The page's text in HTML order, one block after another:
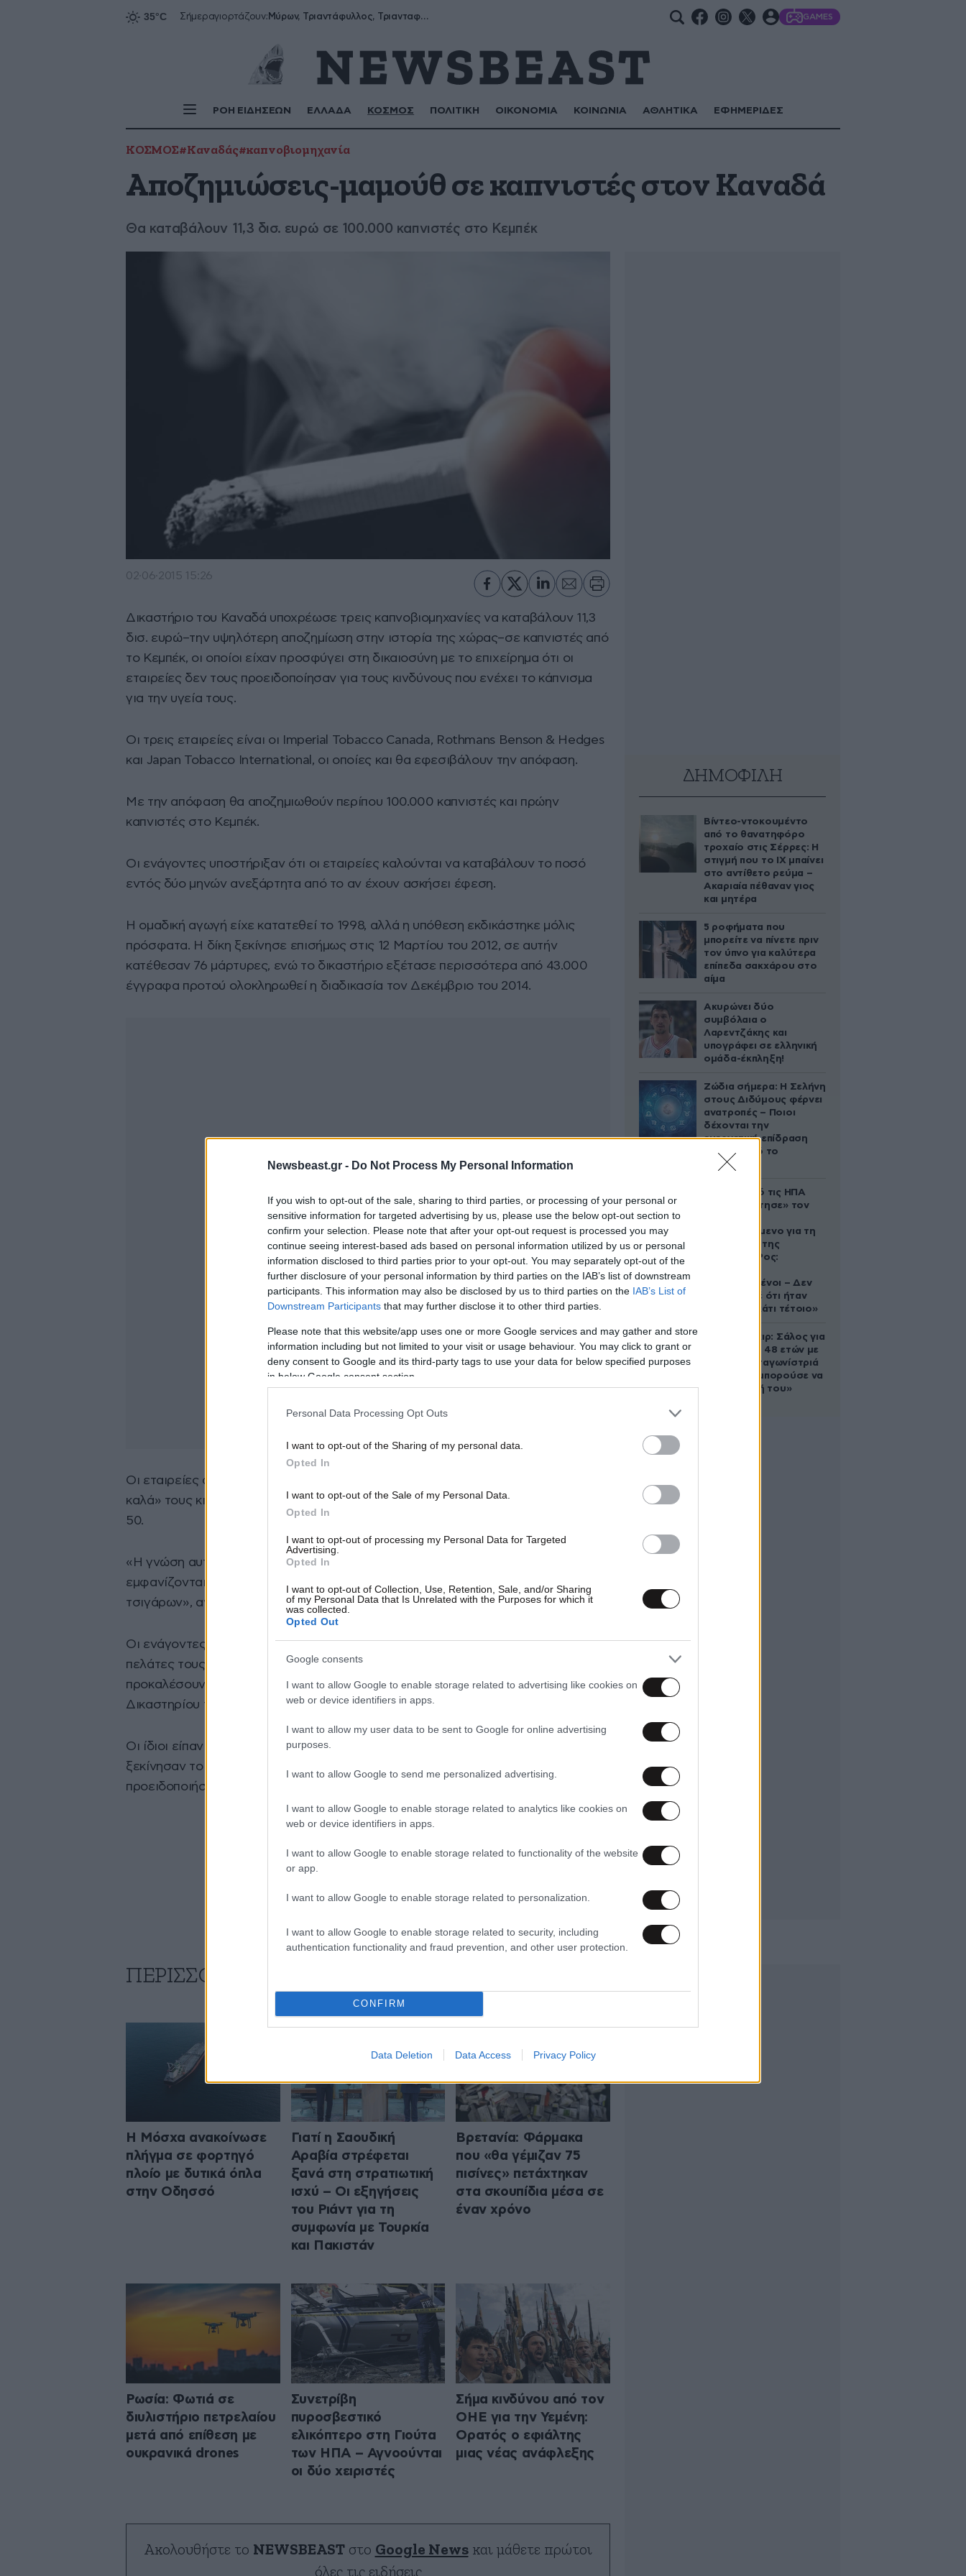
Newsbeast.gr - Do Not Process My Personal Information
If you wish to opt-out of the sale, sharing to third parties, or processing of your personal or
sensitive information for targeted advertising by us, please use the below opt-out section to
confirm your selection. Please note that after your opt-out request is processed you may
continue seeing interest-based ads based on personal information utilized by us or personal
information disclosed to third parties prior to your opt-out. You may separately opt-out of the
further disclosure of your personal information by third parties on the IAB’s list of downstream
participants. This information may also be disclosed by us to third parties on the IAB’s List of
Downstream Participants that may further disclose it to other third parties.
Please note that this website/app uses one or more Google services and may gather and store
information including but not limited to your visit or usage behaviour. You may click to grant or
deny consent to Google and its third-party tags to use your data for below specified purposes
in below Google consent section.
Personal Data Processing Opt Outs
I want to opt-out of the Sharing of my personal data.
Opted In
I want to opt-out of the Sale of my Personal Data.
Opted In
I want to opt-out of processing my Personal Data for Targeted
Advertising.
Opted In
I want to opt-out of Collection, Use, Retention, Sale, and/or Sharing
of my Personal Data that Is Unrelated with the Purposes for which it
was collected.
Opted Out
Google consents
I want to allow Google to enable storage related to advertising like cookies on
web or device identifiers in apps.
I want to allow my user data to be sent to Google for online advertising
purposes.
I want to allow Google to send me personalized advertising.
I want to allow Google to enable storage related to analytics like cookies on
web or device identifiers in apps.
I want to allow Google to enable storage related to functionality of the website
or app.
I want to allow Google to enable storage related to personalization.
I want to allow Google to enable storage related to security, including
authentication functionality and fraud prevention, and other user protection.
CONFIRM
Data Deletion Data Access Privacy Policy
Σήμεραγιορτάζουν: Μύρων, Τριαντάφυλλος, Τριανταφυλλιά, Φυλλιώ, Ρόζα GAMES
ΡΟΗ ΕΙΔΗΣΕΩΝ ΕΛΛΑΔΑ ΚΟΣΜΟΣ ΠΟΛΙΤΙΚΗ ΟΙΚΟΝΟΜΙΑ ΚΟΙΝΩΝΙΑ ΑΘΛΗΤΙΚΑ ΕΦΗΜΕΡΙΔΕΣ
ΚΟΣΜΟΣ#Καναδάς#καπνοβιομηχανία
Αποζημιώσεις-μαμούθ σε καπνιστές στον Καναδά
Θα καταβάλουν 11,3 δισ. ευρώ σε 100.000 καπνιστές στο Κεμπέκ
02·06·2015 15:26
Δικαστήριο του Καναδά υποχρέωσε τρεις καπνοβιομηχανίες να καταβάλουν 11,3
δισ. ευρώ–την υψηλότερη αποζημίωση στην ιστορία της χώρας–σε καπνιστές από
το Κεμπέκ, οι οποίοι είχαν προσφύγει στη δικαιοσύνη με το επιχείρημα ότι οι
εταιρείες δεν τους προειδοποίησαν για τους κινδύνους που ενέχει το κάπνισμα
για την υγεία τους.
Οι τρεις εταιρείες είναι οι Imperial Tobacco Canada, Rothmans Benson & Hedges
και Japan Tobacco International, οι οποίες και θα εφεσιβάλουν την απόφαση.
Με την απόφαση θα αποζημιωθούν περίπου 100.000 καπνιστές και πρώην
καπνιστές στο Κεμπέκ.
Οι ενάγοντες υποστήριξαν ότι οι εταιρείες καλούνται να καταβάλουν το ποσό
εντός δύο μηνών ανεξάρτητα από το αν έχουν ασκήσει έφεση.
Η ομαδική αγωγή είχε κατατεθεί το 1998, αλλά η υπόθεση εκδικάστηκε μόλις
πρόσφατα. Η δίκη ξεκίνησε επισήμως στις 12 Μαρτίου του 2012, σε αυτήν
κατέθεσαν 76 μάρτυρες, ενώ το δικαστήριο εξέτασε περισσότερα από 43.000
έγγραφα προτού ολοκληρωθεί η διαδικασία τον Δεκέμβριο του 2014.
Οι εταιρείες από την πλευρά τους υποστήριξαν ότι οι Καναδοί γνώριζαν «αρκετά
καλά» τους κινδύνους του καπνίσματος για την υγεία τους από τη δεκαετία του
50.
«Η γνώση αυτή ενισχύθηκε από τις προειδοποιήσεις για την υγεία που
εμφανίζονται νομίμως εδώ και τουλάχιστον 40 χρόνια σε όλα τα πακέτα των
τσιγάρων», αναφέρει σε ανακοίνωσή της η JTI.
Οι ενάγοντες όμως υποστήριξαν ότι οι εταιρείες δεν ενημέρωσαν επαρκώς τους
πελάτες τους και απέτυχαν να κάνουν το καθήκον τους, δηλαδή «να μην
προκαλέσουν βλάβη σε άλλο άτομο», σύμφωνα με την απόφαση του Ανώτερου
Δικαστηρίου του Κεμπέκ.
Οι ίδιοι είπαν ότι η αγωγή τους αφορά κυρίως τους κατοίκους του Κεμπέκ που
ξεκίνησαν το κάπνισμα στα μέσα του 20ου αιώνα υποστηρίζοντας ότι οι
προειδοποιήσεις στα πακέτα των τσιγάρων την εποχή εκείνη ήταν ανεπαρκείς.
ΔΗΜΟΦΙΛΗ
Βίντεο-ντοκουμέντο
από το θανατηφόρο
τροχαίο στις Σέρρες: Η
στιγμή που το ΙΧ μπαίνει
στο αντίθετο ρεύμα –
Ακαριαία πέθαναν γιος
και μητέρα
5 ροφήματα που
μπορείτε να πίνετε πριν
τον ύπνο για καλύτερα
επίπεδα σακχάρου στο
αίμα
Ακυρώνει δύο
συμβόλαια ο
Λαρεντζάκης και
υπογράφει σε ελληνική
ομάδα-έκπληξη!
Ζώδια σήμερα: Η Σελήνη
στους Διδύμους φέρνει
ανατροπές – Ποιοι
δέχονται την
ευεργετική επίδραση
του Δία από το
απόγευμα;
Ζευγάρι από τις ΗΠΑ
που «υιοθέτησε» τον
κατηγορούμενο για τη
δολοφονία της
Ελίζαμπεθ Ρος:
συντετριμμένοι – Δεν
έδειξε ποτέ ότι ήταν
ικανός για κάτι τέτοιο»
Ρίτσαρντ Γκιρ: Σάλος για
τη διαφορά 48 ετών με
τη συμπρωταγωνίστριά
του – «Θα μπορούσε να
είναι εγγονή του»
ΠΕΡΙΣΣΟΤΕΡΑ ΑΠΟ ΤΟΝ ΚΟΣΜΟ
Η Μόσχα ανακοίνωσε
πλήγμα σε φορτηγό
πλοίο με δυτικά όπλα
στην Οδησσό
Γιατί η Σαουδική
Αραβία στρέφεται
ξανά στη στρατιωτική
ισχύ – Οι εξηγήσεις
του Ριάντ για τη
συμφωνία με Τουρκία
και Πακιστάν
Βρετανία: Φάρμακα
που «θα γέμιζαν 75
πισίνες» πετάχτηκαν
στα σκουπίδια μέσα σε
έναν χρόνο
Ρωσία: Φωτιά σε
διυλιστήριο πετρελαίου
μετά από επίθεση με
ουκρανικά drones
Συνετρίβη
πυροσβεστικό
ελικόπτερο στη Γιούτα
των ΗΠΑ – Αγνοούνται
οι δύο χειριστές
Σήμα κινδύνου από τον
ΟΗΕ για την Υεμένη:
Ορατός ο εφιάλτης
μιας νέας ανάφλεξης
Ακολουθήστε το NEWSBEASTστο Google Newsκαι μάθετε πρώτοι
όλες τις ειδήσεις